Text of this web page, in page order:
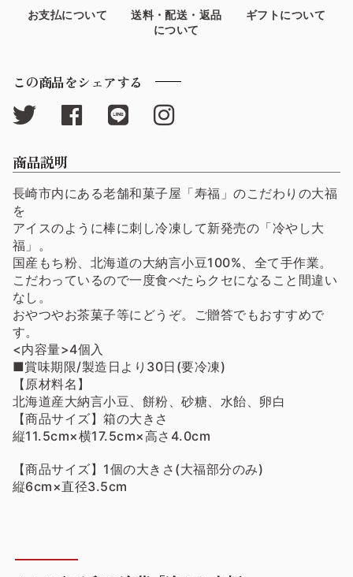
お支払について
送料・配送・返品
について
ギフトについて
この商品をシェアする
商品説明
長崎市内にある老舗和菓子屋「寿福」のこだわりの大福
を
アイスのように棒に刺し冷凍して新発売の「冷やし大
福」。
国産もち粉、北海道の大納言小豆100%、全て手作業。
こだわっているので一度食べたらクセになること間違い
なし。
おやつやお茶菓子等にどうぞ。ご贈答でもおすすめで
す。
<内容量>4個入
■賞味期限/製造日より30日(要冷凍)
【原材料名】
北海道産大納言小豆、餅粉、砂糖、水飴、卵白
【商品サイズ】箱の大きさ
縦11.5cm×横17.5cm×高さ4.0cm
【商品サイズ】1個の大きさ(大福部分のみ)
縦6cm×直径3.5cm